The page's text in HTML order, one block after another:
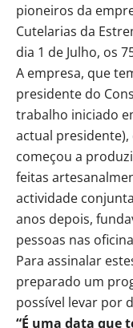
pioneiros da
Cutelarias da
dia 1 de Julho, os
A empresa, que
presidente do
trabalho iniciado
actual
começou a
feitas
actividade
anos depois,
pessoas nas
Para assinalar
preparado um
possível levar por
“É uma data que